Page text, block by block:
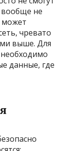
не
может
чревато
выше. Для
данные, где